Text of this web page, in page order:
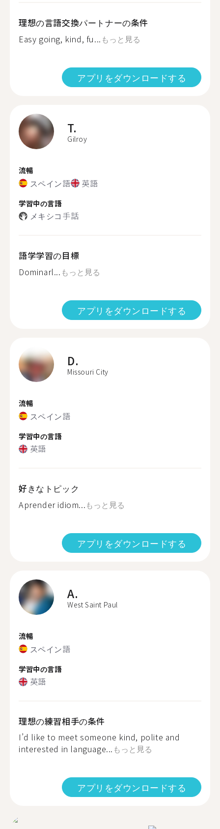
理想の言語交換パートナーの条件
Easy going, kind, fu... もっと見る
アプリをダウンロードする
T.
Gilroy
流暢
スペイン語 英語
学習中の言語
メキシコ手話
語学学習の目標
Dominarl... もっと見る
アプリをダウンロードする
D.
Missouri City
流暢
スペイン語
学習中の言語
英語
好きなトピック
Aprender idiom...もっと見る
アプリをダウンロードする
A.
West Saint Paul
流暢
スペイン語
学習中の言語
英語
理想の練習相手の条件
I’d like to meet someone kind, polite and
interested in language... もっと見る
アプリをダウンロードする